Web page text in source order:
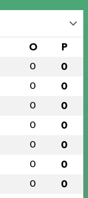
O P
0 0
0 0
0 0
0 0
0 0
0 0
0 0